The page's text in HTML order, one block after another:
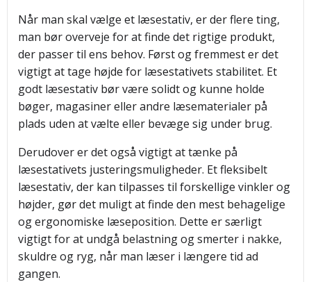
Når man skal vælge et læsestativ, er der flere ting,
man bør overveje for at finde det rigtige produkt,
der passer til ens behov. Først og fremmest er det
vigtigt at tage højde for læsestativets stabilitet. Et
godt læsestativ bør være solidt og kunne holde
bøger, magasiner eller andre læsematerialer på
plads uden at vælte eller bevæge sig under brug.
Derudover er det også vigtigt at tænke på
læsestativets justeringsmuligheder. Et fleksibelt
læsestativ, der kan tilpasses til forskellige vinkler og
højder, gør det muligt at finde den mest behagelige
og ergonomiske læseposition. Dette er særligt
vigtigt for at undgå belastning og smerter i nakke,
skuldre og ryg, når man læser i længere tid ad
gangen.